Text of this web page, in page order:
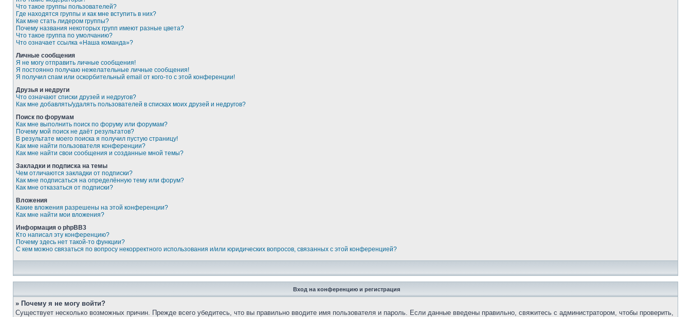
Что такое группы пользователей?
Где находятся группы и как мне вступить в них?
Как мне стать лидером группы?
Почему названия некоторых групп имеют разные цвета?
Что такое группа по умолчанию?
Что означает ссылка «Наша команда»?
Личные сообщения
Я не могу отправить личные сообщения!
Я постоянно получаю нежелательные личные сообщения!
Я получил спам или оскорбительный email от кого-то с этой конференции!
Друзья и недруги
Что означают списки друзей и недругов?
Как мне добавлять/удалять пользователей в списках моих друзей и недругов?
Поиск по форумам
Как мне выполнить поиск по форуму или форумам?
Почему мой поиск не даёт результатов?
В результате моего поиска я получил пустую страницу!
Как мне найти пользователя конференции?
Как мне найти свои сообщения и созданные мной темы?
Закладки и подписка на темы
Чем отличаются закладки от подписки?
Как мне подписаться на определённую тему или форум?
Как мне отказаться от подписки?
Вложения
Какие вложения разрешены на этой конференции?
Как мне найти мои вложения?
Информация о phpBB3
Кто написал эту конференцию?
Почему здесь нет такой-то функции?
С кем можно связаться по вопросу некорректного использования и/или юридических вопросов, связанных с этой конференцией?
Вход на конференцию и регистрация
» Почему я не могу войти?
Существует несколько возможных причин. Прежде всего убедитесь, что вы правильно вводите имя пользователя и пароль. Если данные введены правильно, свяжитесь с администратором, чтобы проверить,